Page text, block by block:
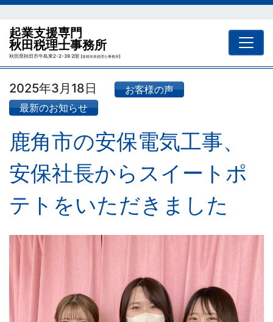
起業支援専門
秋田税理士事務所
秋田県秋田市牛島東2-2-39 2階 (坂根崇真税理士事務所)
2025年3月18日
お客様の声
最新のお知らせ
鹿角市の安保電気工事、
安保社長からスイートポ
テトをいただきました